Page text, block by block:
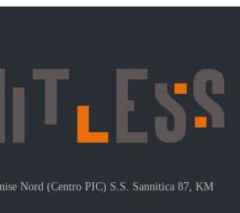
Nord (Centro PIC) S.S. Sannitica 87, KM